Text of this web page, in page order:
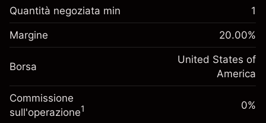
Adeguamento
finanziamento overnight
Oneri per l'intero valore della
posizione
%
(-$1.08)
Dimensione dell'operazione a leva
Denaro da leva ~
Margine. Il tuo
investimento
$1,000.00
Oneri per l'intero valore della
posizione
-0.000682
%
Dimensione dell'operazione a leva
Quantità negoziata min 1
Margine 20.00%
Borsa
United States of
America
Commissione
sull'operazione1 0%